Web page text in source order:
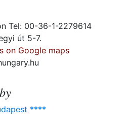
Tel: 00-36-1-2279614
út 5-7.
on Google maps
****